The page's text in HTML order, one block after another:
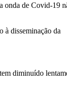
onda de Covid-19
à disseminação da
diminuído